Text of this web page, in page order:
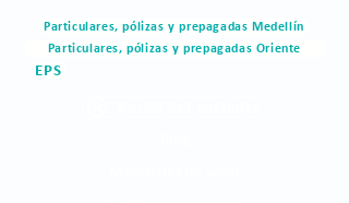
Particulares, pólizas y prepagadas Medellín
Particulares, pólizas y prepagadas Oriente
EPS